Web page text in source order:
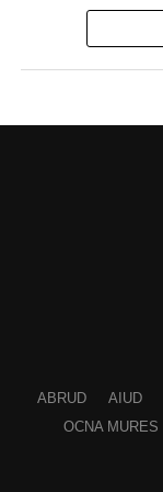
ABRUD AIUD
OCNA MURES